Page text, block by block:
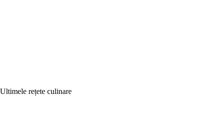
Ultimele rețete culinare